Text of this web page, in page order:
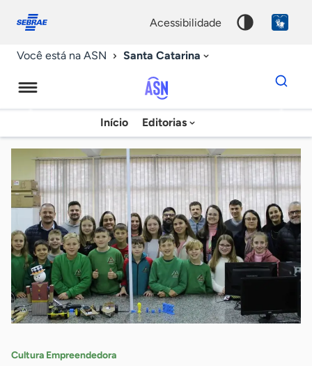
conosco
acessibilidade
Você está na ASN Santa Catarina
Agência
Sebrae
de
Notícias
Início Editorias
Dados
para
chave
Cultura Empreendedora